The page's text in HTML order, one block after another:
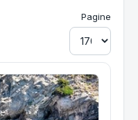
Pagine